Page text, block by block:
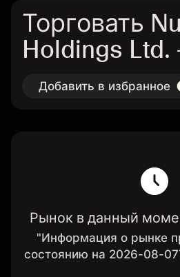
Торговать Nu
Holdings Ltd.
Добавить в избранное
Рынок в данный
"Информация о рынке
состоянию на 2026-08-